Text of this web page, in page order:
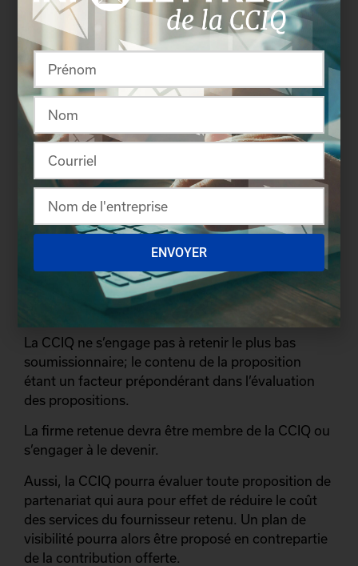
Toute offre de services devra comprendre les
éléments suivants :
Une présentation de la nature de vos
compétences et de vos expériences en lien
avec le mandat;
Un court texte présentant votre
compréhension du mandat et des
Une présentation des ressources affectées au
dossier;
Le budget (incluant le taux horaire et le
nombre d’heures évalué).
Autres conditions
La CCIQ ne s’engage pas à retenir le plus bas
soumissionnaire; le contenu de la proposition
étant un facteur prépondérant dans l’évaluation
des propositions.
La firme retenue devra être membre de la CCIQ ou
s’engager à le devenir.
Aussi, la CCIQ pourra évaluer toute proposition de
partenariat qui aura pour effet de réduire le coût
des services du fournisseur retenu. Un plan de
visibilité pourra alors être proposé en contrepartie
de la contribution offerte.
ENVOYER